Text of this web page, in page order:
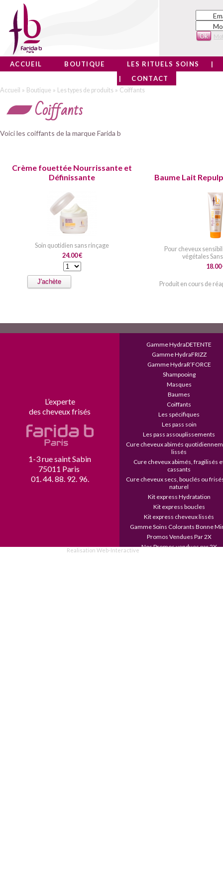
ACCUEIL BOUTIQUE
LES RITUELS SOINS
CONTACT
Accueil » Boutique » Les types de produits » Coiffants
Coiffants
Voici les coiffants de la marque Farida b
Crème fouettée Nourrissante et
Définissante
Soin quotidien sans rinçage
24.00€
J'achète
Baume Lait
Pour cheveux
végétales
18.00
Produit en cours de
L’experte
des cheveux frisés
1-3 rue saint Sabin
75011 Paris
01. 44. 88. 92. 96.
Gamme HydraDETENTE
Gamme HydraFRIZZ
Gamme HydraR’FORCE
Shampooing
Masques
Baumes
Coiffants
Les spécifiques
Les pass soin
Les pass assouplissements
Cure cheveux abimés
lissés
Cure cheveux abimés, fragilisés
cassants
Cure cheveux secs, bouclés ou
naturel
Kit express Hydratation
Kit express boucles
Kit express cheveux lissés
Gamme Soins Colorants Bonne
Promos Vendues Par 2X
Nos Promos vendues par 2X
Realisation Web-Interactive